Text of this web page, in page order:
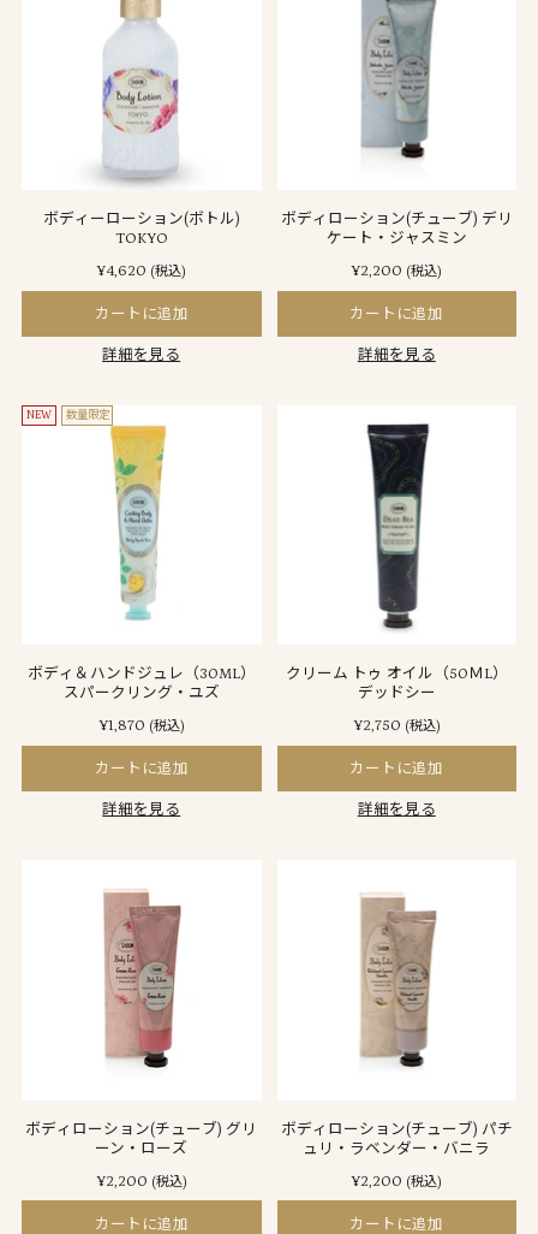
ボディーローション(ボトル)
TOKYO
¥4,620 (税込)
カートに追加
詳細を見る
ボディローション(チューブ) デリ
ケート・ジャスミン
¥2,200 (税込)
カートに追加
詳細を見る
NEW 数量限定
ボディ＆ハンドジュレ（30ML）
スパークリング・ユズ
¥1,870 (税込)
カートに追加
詳細を見る
クリーム トゥ オイル（50ＭL）
デッドシー
¥2,750 (税込)
カートに追加
詳細を見る
ボディローション(チューブ) グリ
ーン・ローズ
¥2,200 (税込)
カートに追加
ボディローション(チューブ) パチ
ュリ・ラベンダー・バニラ
¥2,200 (税込)
カートに追加